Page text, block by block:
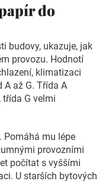
do
budovy, ukazuje, jak
provozu. Hodnotí
klimatizaci
A až G. Třída A
G velmi
Pomáhá mu lépe
provozními
počítat s vyššími
U starších bytových